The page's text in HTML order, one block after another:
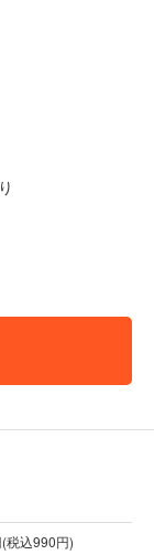
税込990円)